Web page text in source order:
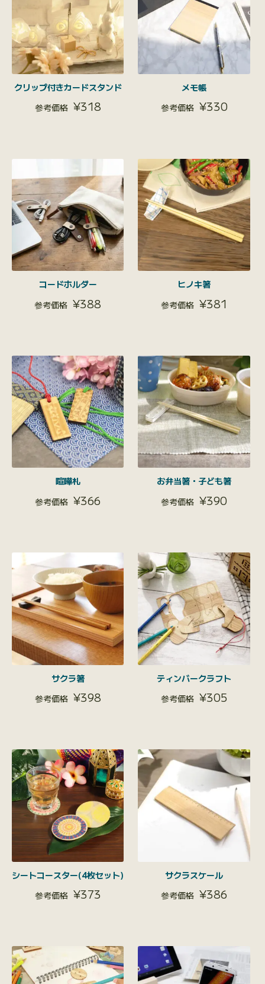
クリップ付きカードスタンド
¥318
メモ帳
¥330
コードホルダー
¥388
ヒノキ箸
¥381
喧嘩札
¥366
お弁当箸・子ども箸
¥390
サクラ箸
¥398
ティンバークラフト
¥305
シートコースター(4枚セット)
¥373
サクラスケール
¥386